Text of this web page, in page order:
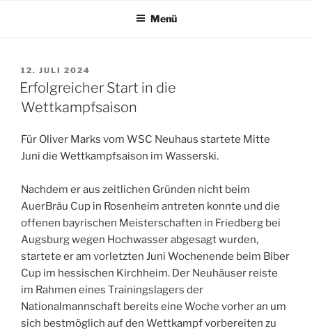
Menü
VERÖFFENTLICHT
AM
12. JULI 2024
Erfolgreicher Start in die
Wettkampfsaison
Für Oliver Marks vom WSC Neuhaus startete Mitte
Juni die Wettkampfsaison im Wasserski.
Nachdem er aus zeitlichen Gründen nicht beim
AuerBräu Cup in Rosenheim antreten konnte und die
offenen bayrischen Meisterschaften in Friedberg bei
Augsburg wegen Hochwasser abgesagt wurden,
startete er am vorletzten Juni Wochenende beim Biber
Cup im hessischen Kirchheim. Der Neuhäuser reiste
im Rahmen eines Trainingslagers der
Nationalmannschaft bereits eine Woche vorher an um
sich bestmöglich auf den Wettkampf vorbereiten zu